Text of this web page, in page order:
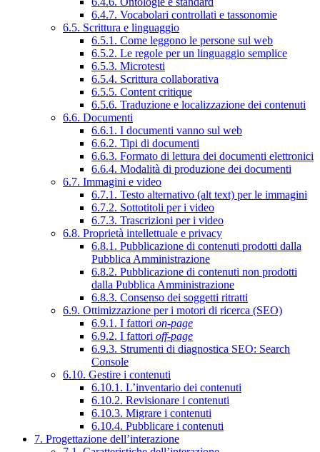
6.4.7. Vocabolari controllati e tassonomie
6.5. Scrittura e linguaggio
6.5.1. Come leggono le persone sul web
6.5.2. Le regole per un linguaggio semplice
6.5.3. Microtesti
6.5.4. Scrittura collaborativa
6.5.5. Content critique
6.5.6. Traduzione e localizzazione dei contenuti
6.6. Documenti
6.6.1. I documenti vanno sul web
6.6.2. Tipi di documenti
6.6.3. Formato di lettura dei documenti elettronici
6.6.4. Modalità di produzione dei documenti
6.7. Immagini e video
6.7.1. Testo alternativo (alt text) per le immagini
6.7.2. Sottotitoli per i video
6.7.3. Trascrizioni per i video
6.8. Proprietà intellettuale e privacy
6.8.1. Pubblicazione di contenuti prodotti dalla
Pubblica Amministrazione
6.8.2. Pubblicazione di contenuti non prodotti
dalla Pubblica Amministrazione
6.8.3. Consenso dei soggetti ritratti
6.9. Ottimizzazione per i motori di ricerca (SEO)
6.9.1. I fattori on-page
6.9.2. I fattori off-page
6.9.3. Strumenti di diagnostica SEO: Search
Console
6.10. Gestire i contenuti
6.10.1. L’inventario dei contenuti
6.10.2. Revisionare i contenuti
6.10.3. Migrare i contenuti
6.10.4. Pubblicare i contenuti
7. Progettazione dell’interazione